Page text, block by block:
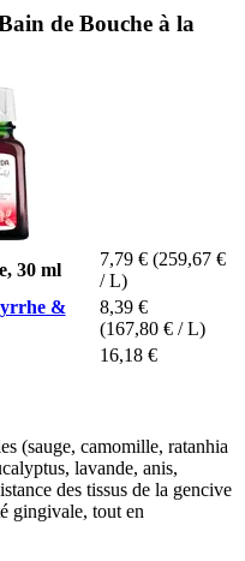
de Bouche à la
30 ml
7,79 € (259,67 €
/ L)
&
8,39 €
(167,80 € / L)
16,18 €
(sauge, camomille, ratanhia
lavande, anis,
des tissus de la gencive
gingivale, tout en